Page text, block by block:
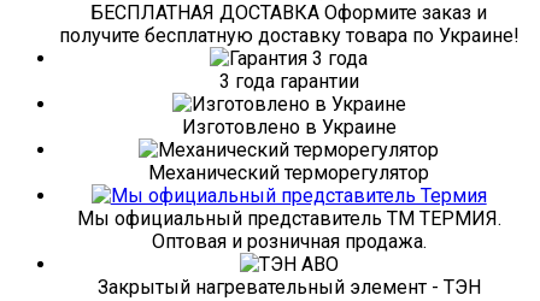
БЕСПЛАТНАЯ ДОСТАВКА Оформите заказ и
получите бесплатную доставку товара по Украине!
3 года гарантии
Изготовлено в Украине
Механический терморегулятор
Мы официальный представитель ТМ ТЕРМИЯ.
Оптовая и розничная продажа.
Закрытый нагревательный элемент - ТЭН